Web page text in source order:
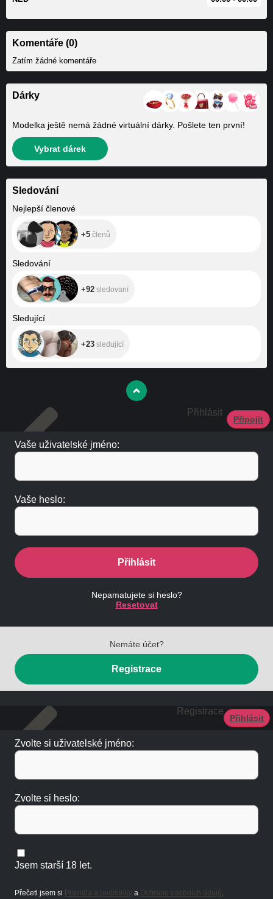
Komentáře (0)
Zatím žádné komentáře
Dárky
Modelka ještě nemá žádné virtuální dárky. Pošlete ten první!
Vybrat dárek
Sledování
Nejlepší členové
+5 členů
Sledování
+92 sledovaní
Sledující
+23 sledující
Přihlásit
Připojit
Vaše uživatelské jméno:
Vaše heslo:
Přihlásit
Nepamatujete si heslo?
Resetovat
Nemáte účet?
Registrace
Registrace
Přihlásit
Zvolte si uživatelské jméno:
Zvolte si heslo:
Jsem starší 18 let.
Přečetl jsem si Pravidla a podmínky a Ochranu osobních údajů.